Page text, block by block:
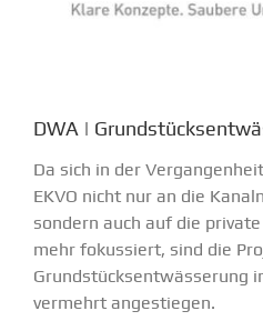
DWA |
Da sich in der
EKVO nicht nur an die
sondern auch auf die
mehr fokussiert, sind die
Grundstücksentwässerung
vermehrt angestiegen.